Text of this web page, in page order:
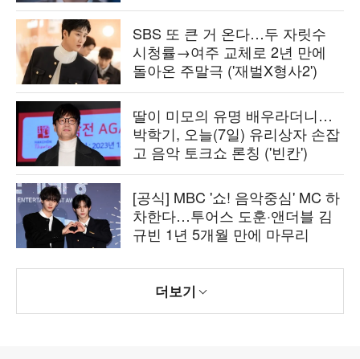
SBS 또 큰 거 온다…두 자릿수
시청률→여주 교체로 2년 만에
돌아온 주말극 ('재벌X형사2')
딸이 미모의 유명 배우라더니…
박학기, 오늘(7일) 유리상자 손잡
고 음악 토크쇼 론칭 ('빈칸')
[공식] MBC '쇼! 음악중심' MC 하
차한다…투어스 도훈·앤더블 김
규빈 1년 5개월 만에 마무리
더보기